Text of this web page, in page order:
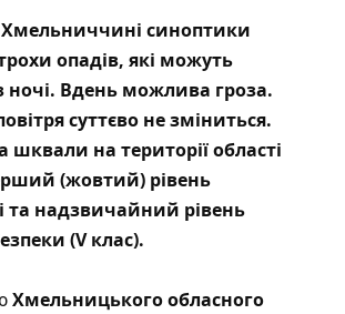
Хмельниччині синоптики
опадів, які можуть
ночі. Вдень можлива гроза.
суттєво не зміниться.
шквали на території області
(жовтий) рівень
та надзвичайний рівень
(V клас).
Хмельницького обласного